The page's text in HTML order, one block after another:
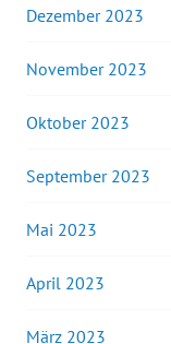
Dezember 2023
November 2023
Oktober 2023
September 2023
Mai 2023
April 2023
März 2023